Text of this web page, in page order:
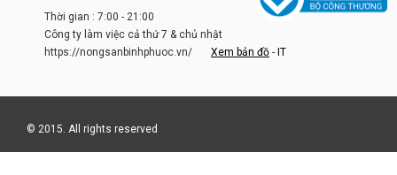
Thời gian : 7:00 - 21:00
Công ty làm việc cả thứ 7 & chủ nhật
https://nongsanbinhphuoc.vn/ Xem bản đồ - IT
© 2015. All rights reserved